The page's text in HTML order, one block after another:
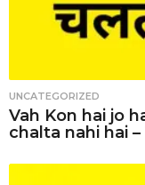
UNCATEGORIZED
Vah Kon hai jo
chalta nahi hai